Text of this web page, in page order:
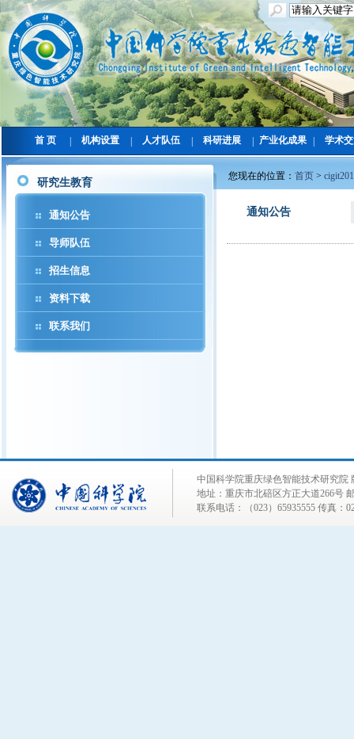
首 页 机构设置 人才队伍 科研进展 产业化成果 学术
研究生教育
通知公告
导师队伍
招生信息
资料下载
联系我们
您现在的位置： 首页 >
通知公告
中国科学院重庆绿色智能技术研究院
地址：重庆市北碚区方正大道266号
联系电话：（023）65935555 传真：